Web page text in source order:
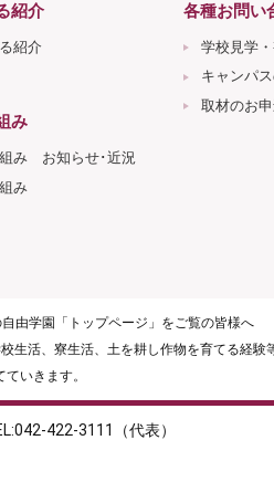
紹介
紹介
み
み お知らせ･近況
み
各種お問い
学校見学
キャンパ
取材のお
由学園「トップページ」をご覧の皆様へ
活、寮生活、土を耕し作物を育てる経験
いきます。
422-3111（代表）